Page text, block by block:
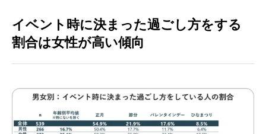
イベント時に決まった過ごし方をする
割合は女性が高い傾向